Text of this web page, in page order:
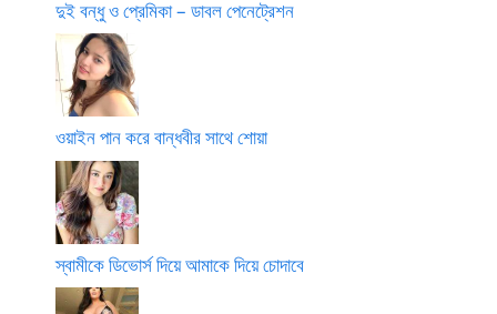
দুই বন্ধু ও প্রেমিকা – ডাবল পেনেট্রেশন
ওয়াইন পান করে বান্ধবীর সাথে শোয়া
স্বামীকে ডিভোর্স দিয়ে আমাকে দিয়ে চোদাবে